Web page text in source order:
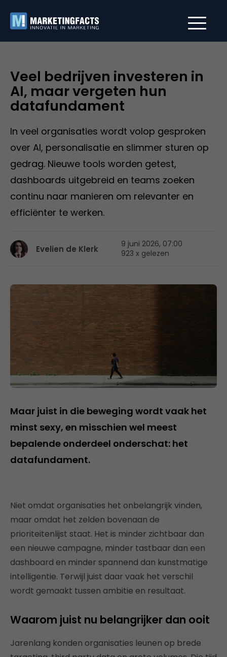
Veel bedrijven investeren in
AI, maar vergeten hun
datafundament
In veel organisaties wordt volop gesproken
over AI, personalisatie en slimmer sturen op
gedrag. Nieuwe tools worden getest,
dashboards uitgebreid en teams zoeken
continu naar manieren om relevanter en
efficiënter te werken.
Evelien de Klerk
9 juni 2026, 07:00
923 x gelezen
Maar juist in die beweging wordt vaak het
minst sexy, en misschien wel meest
bepalende onderdeel onderschat: het
datafundament.
Niet omdat organisaties het onbelangrijk vinden,
maar omdat het zelden bovenaan de
prioriteitenlijst staat. Het is minder zichtbaar dan
een nieuwe campagne, minder tastbaar dan een
dashboard en minder spannend dan kunstmatige
intelligentie. Terwijl juist daar vaak het verschil
wordt gemaakt tussen ambitie en resultaat.
Waarom juist nu belangrijker dan ooit
Jarenlang konden organisaties leunen op brede